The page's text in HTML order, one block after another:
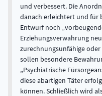
und verbessert. Die
danach erleichtert und für
Entwurf noch
Erziehungsverwahrung
zurechnungsunfähige
sollen besondere
„Psychiatrische
diese abartigen Täter
können. Schließlich wird